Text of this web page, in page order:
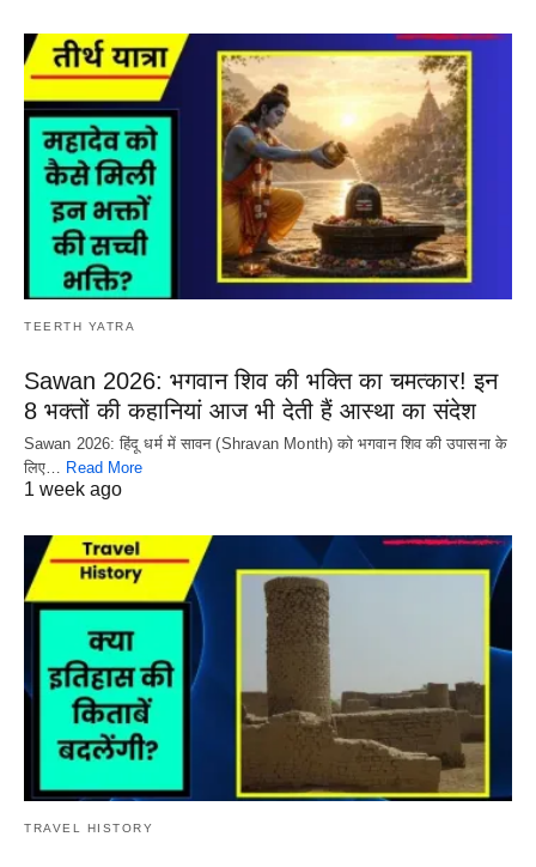
TEERTH YATRA
Sawan 2026: भगवान शिव की भक्ति का चमत्कार! इन
8 भक्तों की कहानियां आज भी देती हैं आस्था का संदेश
Sawan 2026: हिंदू धर्म में सावन (Shravan Month) को भगवान शिव की उपासना के
लिए…
Read More
1 week ago
TRAVEL HISTORY